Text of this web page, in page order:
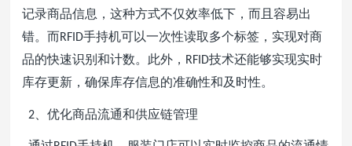
记录商品信息，这种方式不仅效率低下，而且容易出
错。而RFID手持机可以一次性读取多个标签，实现对商
品的快速识别和计数。此外， RFID技术还能够实现实时
库存更新，确保库存信息的准确性和及时性。
2 、优化商品流通和供应链管理